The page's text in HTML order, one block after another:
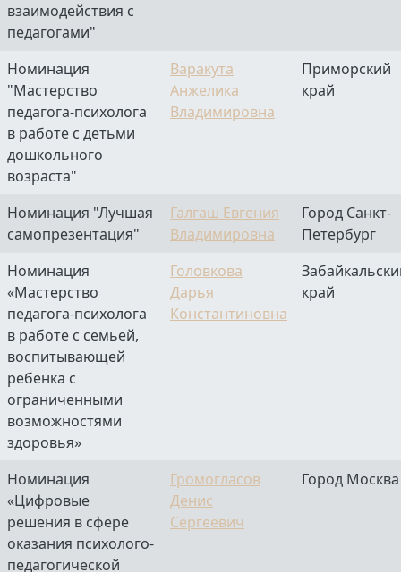
взаимодействия с
педагогами"
Номинация
"Мастерство
педагога-психолога
в работе с детьми
дошкольного
возраста"
Варакута
Анжелика
Владимировна
Приморский
край
Номинация "Лучшая
самопрезентация"
Галгаш Евгения
Владимировна
Город Санкт-
Петербург
Номинация
«Мастерство
педагога-психолога
в работе с семьей,
воспитывающей
ребенка с
ограниченными
возможностями
здоровья»
Головкова
Дарья
Константиновна
край
Номинация
«Цифровые
решения в сфере
оказания психолого-
педагогической
Громогласов
Денис
Сергеевич
Город Москва